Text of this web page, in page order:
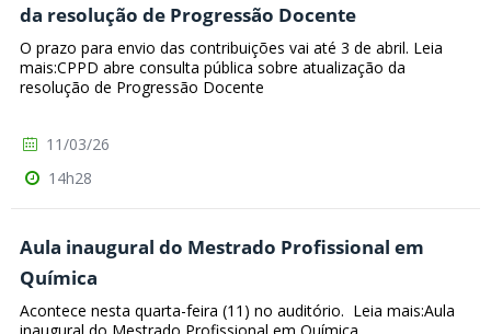
da resolução de Progressão Docente
O prazo para envio das contribuições vai até 3 de abril. Leia
mais:CPPD abre consulta pública sobre atualização da
resolução de Progressão Docente
11/03/26
14h28
Aula inaugural do Mestrado Profissional em
Química
Acontece nesta quarta-feira (11) no auditório. Leia mais:Aula